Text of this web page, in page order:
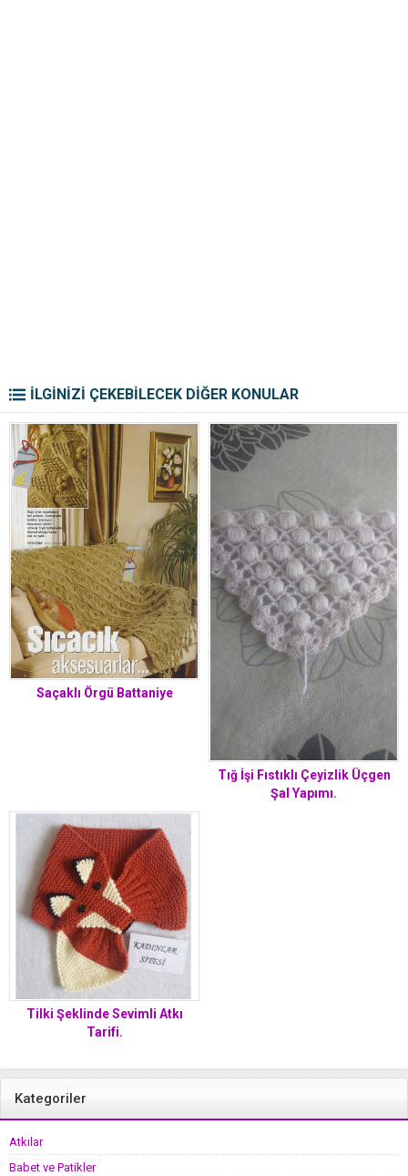
İLGİNİZİ ÇEKEBİLECEK DİĞER KONULAR
Saçaklı Örgü Battaniye
Tığ İşi Fıstıklı Çeyizlik Üçgen
Şal Yapımı.
Tilki Şeklinde Sevimli Atkı
Tarifi.
Kategoriler
Atkılar
Babet ve Patikler